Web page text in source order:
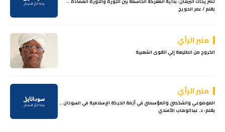
بقلم / عمر الحويج
منبر الرأي
الخروج من الطليعة إلي القوى الشعبية
منبر الرأي
الموضوعي والشخصي والمؤسسي في أزمة الحركة الإسلامية في السودان ..
بقلم: د. عبدالوهاب الأفندي